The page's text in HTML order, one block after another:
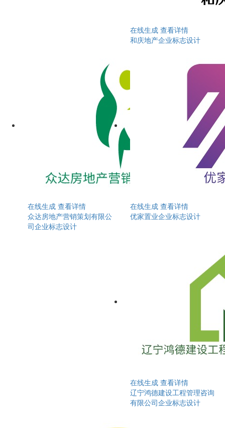
在线生成 查看详情
和庆地产企业标志设计
在线生成 查看详情
众达房地产营销策划有限公
司企业标志设计
在线生成 查看详情
优家置业企业标志设计
在线生成 查看详情
辽宁鸿德建设工程管理咨询
有限公司企业标志设计